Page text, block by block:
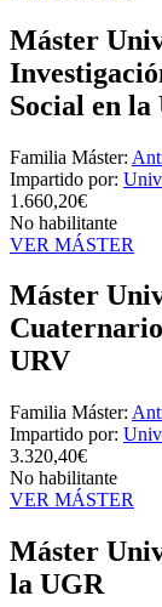
Máster
Social en la
Familia Máster:
Impartido por:
1.660,20€
No habilitante
VER MÁSTER
Máster
URV
Familia Máster:
Impartido por:
3.320,40€
No habilitante
VER MÁSTER
Máster
la UGR